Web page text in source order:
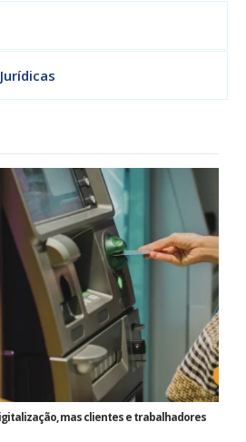
mas clientes e trabalhadores